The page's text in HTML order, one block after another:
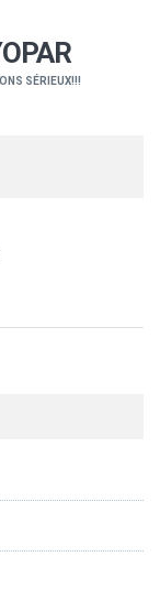
SÉRIEUX!!!